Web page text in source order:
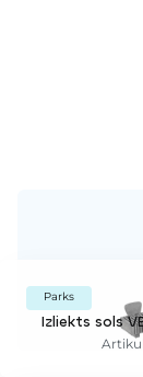
Parks
Izliekts sols